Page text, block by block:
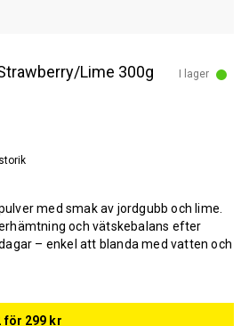
Lime 300g I lager
med smak av jordgubb och lime.
och vätskebalans efter
– enkel att blanda med vatten och
för 299 kr